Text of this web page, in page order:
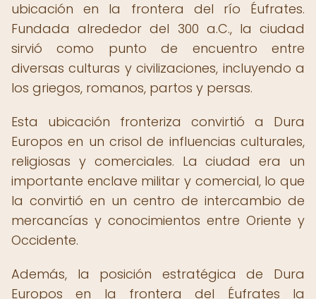
ubicación en la frontera del río Éufrates.
Fundada alrededor del 300 a.C., la ciudad
sirvió como punto de encuentro entre
diversas culturas y civilizaciones, incluyendo a
los griegos, romanos, partos y persas.
Esta ubicación fronteriza convirtió a Dura
Europos en un crisol de influencias culturales,
religiosas y comerciales. La ciudad era un
importante enclave militar y comercial, lo que
la convirtió en un centro de intercambio de
mercancías y conocimientos entre Oriente y
Occidente.
Además, la posición estratégica de Dura
Europos en la frontera del Éufrates la